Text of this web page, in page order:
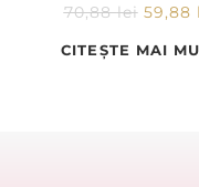
70,88lei 59,88
CITEȘTE MAI